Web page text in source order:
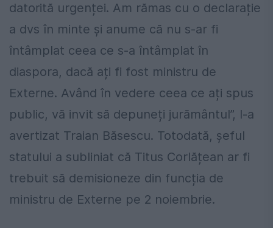
datorită urgenței. Am rămas cu o declarație
a dvs în minte și anume că nu s-ar fi
întâmplat ceea ce s-a întâmplat în
diaspora, dacă ați fi fost ministru de
Externe. Având în vedere ceea ce ați spus
public, vă invit să depuneți jurământul”, l-a
avertizat Traian Băsescu. Totodată, șeful
statului a subliniat că Titus Corlățean ar fi
trebuit să demisioneze din funcția de
ministru de Externe pe 2 noiembrie.